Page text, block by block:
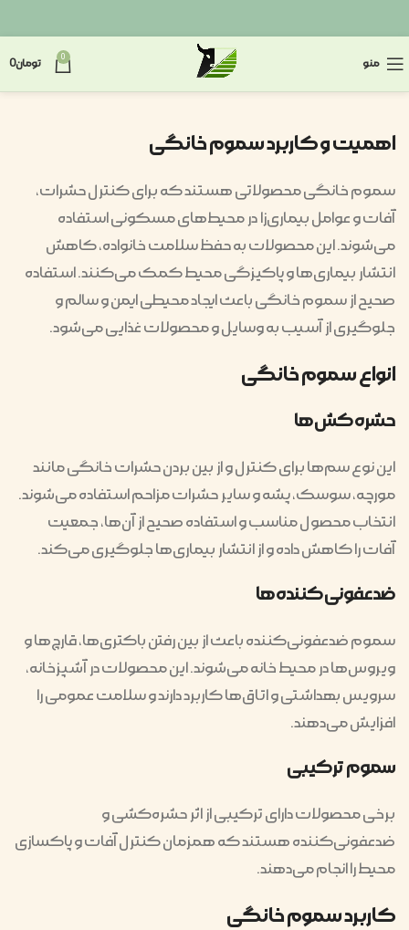
منو 0 تومان0
اهمیت و کاربرد سموم خانگی
سموم خانگی محصولاتی هستند که برای کنترل حشرات،
آفات و عوامل بیماری‌زا در محیط‌های مسکونی استفاده
می‌شوند. این محصولات به حفظ سلامت خانواده، کاهش
انتشار بیماری‌ها و پاکیزگی محیط کمک می‌کنند. استفاده
صحیح از سموم خانگی باعث ایجاد محیطی ایمن و سالم و
جلوگیری از آسیب به وسایل و محصولات غذایی می‌شود.
انواع سموم خانگی
حشره‌کش‌ها
این نوع سم‌ها برای کنترل و از بین بردن حشرات خانگی مانند
مورچه، سوسک، پشه و سایر حشرات مزاحم استفاده می‌شوند.
انتخاب محصول مناسب و استفاده صحیح از آن‌ها، جمعیت
آفات را کاهش داده و از انتشار بیماری‌ها جلوگیری می‌کند.
ضدعفونی‌کننده‌ها
سموم ضدعفونی‌کننده باعث از بین رفتن باکتری‌ها، قارچ‌ها و
ویروس‌ها در محیط خانه می‌شوند. این محصولات در آشپزخانه،
سرویس بهداشتی و اتاق‌ها کاربرد دارند و سلامت عمومی را
افزایش می‌دهند.
سموم ترکیبی
برخی محصولات دارای ترکیبی از اثر حشره‌کشی و
ضدعفونی‌کننده هستند که همزمان کنترل آفات و پاکسازی
محیط را انجام می‌دهند.
کاربرد سموم خانگی